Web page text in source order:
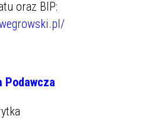
oraz BIP:
Podawcza